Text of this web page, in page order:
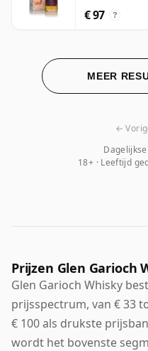
€ 97 ?
MEER
Dagelijkse
18+ · Leeftijd
←
Prijzen Glen Garioch
Glen Garioch Whisky
prijsspectrum, van € 33
€ 100 als drukste
wordt het bovenste